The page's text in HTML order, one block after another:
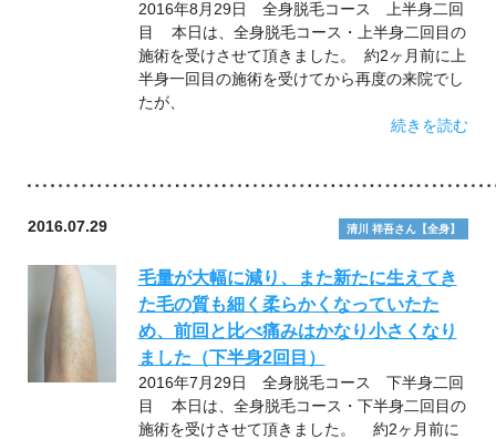
2016年8月29日 全身脱毛コース 上半身二回
目 本日は、全身脱毛コース・上半身二回目の
施術を受けさせて頂きました。 約2ヶ月前に上
半身一回目の施術を受けてから再度の来院でし
たが、
続きを読む
2016.07.29 清川 祥吾さん【全身】
毛量が大幅に減り、また新たに生えてき
た毛の質も細く柔らかくなっていたた
め、前回と比べ痛みはかなり小さくなり
ました（下半身2回目）
2016年7月29日 全身脱毛コース 下半身二回
目 本日は、全身脱毛コース・下半身二回目の
施術を受けさせて頂きました。 約2ヶ月前に